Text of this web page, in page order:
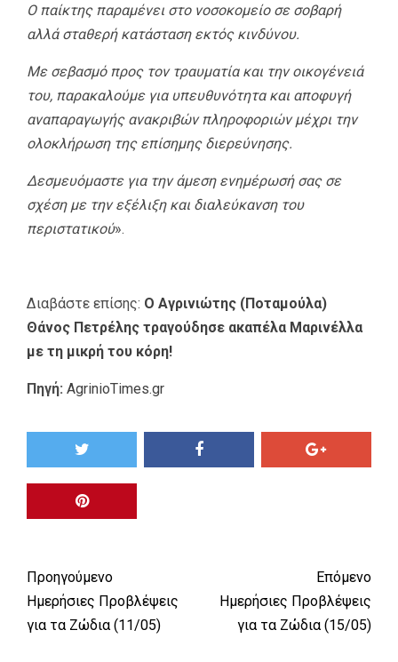
Ο παίκτης παραμένει στο νοσοκομείο σε σοβαρή
αλλά σταθερή κατάσταση εκτός κινδύνου.
Με σεβασμό προς τον τραυματία και την οικογένειά
του, παρακαλούμε για υπευθυνότητα και αποφυγή
αναπαραγωγής ανακριβών πληροφοριών μέχρι την
ολοκλήρωση της επίσημης διερεύνησης.
Δεσμευόμαστε για την άμεση ενημέρωσή σας σε
σχέση με την εξέλιξη και διαλεύκανση του
περιστατικού».
Διαβάστε επίσης: Ο Αγρινιώτης (Ποταμούλα)
Θάνος Πετρέλης τραγούδησε ακαπέλα Μαρινέλλα
με τη μικρή του κόρη!
Πηγή: AgrinioTimes.gr
Προηγούμενο
Ημερήσιες Προβλέψεις
για τα Ζώδια (11/05)
Επόμενο
Ημερήσιες Προβλέψεις
για τα Ζώδια (15/05)